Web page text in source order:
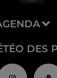
DES